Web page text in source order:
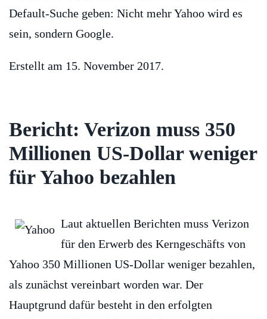
Default-Suche geben: Nicht mehr Yahoo wird es
sein, sondern Google.
Erstellt am 15. November 2017.
Bericht: Verizon muss 350
Millionen US-Dollar weniger
für Yahoo bezahlen
Laut aktuellen Berichten muss Verizon
für den Erwerb des Kerngeschäfts von
Yahoo 350 Millionen US-Dollar weniger bezahlen,
als zunächst vereinbart worden war. Der
Hauptgrund dafür besteht in den erfolgten